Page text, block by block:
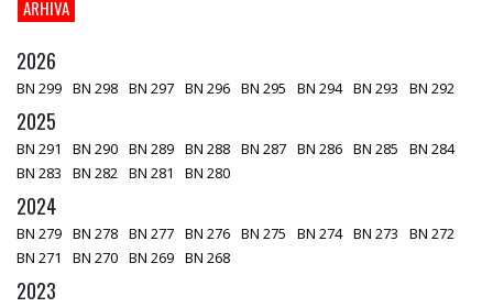
ARHIVA
2026
BN 299 BN 298 BN 297 BN 296 BN 295 BN 294 BN 293 BN 292
2025
BN 291 BN 290 BN 289 BN 288 BN 287 BN 286 BN 285
BN 284
BN 283
BN 282 BN 281 BN 280
2024
BN 279 BN 278 BN 277 BN 276 BN 275 BN 274 BN 273
BN 272
BN 271
BN 270 BN 269 BN 268
2023